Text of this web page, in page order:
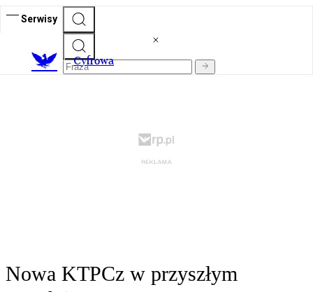
Serwisy
Cyfrowa
Nowa KTPCz w przyszłym